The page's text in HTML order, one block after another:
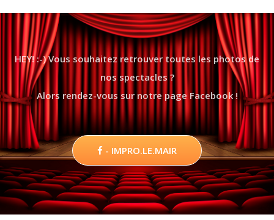
HEY! :-) Vous souhaitez retrouver toutes les photos de
nos spectacles ?
Alors rendez-vous sur notre page Facebook !
- IMPRO.LE.MAIR